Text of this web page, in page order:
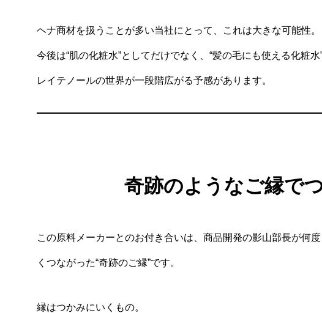
ヘナ商材を扱うことが多い当社にとって、これは大きな可能性。
今後は“肌の化粧水”としてだけでなく、“髪の毛にも使える化粧水
レイテノールの世界が一段階広がる予感があります。
奇跡のようなご縁で
この原料メーカーとのお付き合いは、商品開発の影山部長が何
くつながった“奇跡のご縁”です。
縁はつかみにいくもの。